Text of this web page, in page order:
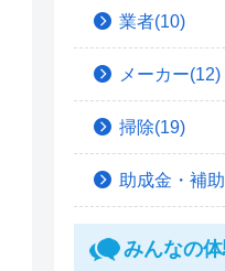
業者(10)
メーカー(12)
掃除(19)
助成金・補
みんなの